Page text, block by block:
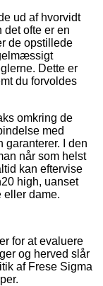
ud af hvorvidt
ofte er en
de opstillede
Dette er
du forvoldes
omkring de
med
garanterer. I den
når som helst
kan eftervise
high, uanset
eller dame.
for at evaluere
og herved slår
af Frese Sigma